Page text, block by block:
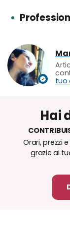
tuo
Hai
Orari, prezzi
grazie ai